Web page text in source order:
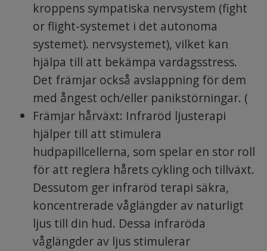
kroppens sympatiska nervsystem (fight
or flight-systemet i det autonoma
systemet). nervsystemet), vilket kan
hjälpa till att bekämpa vardagsstress.
Det främjar också avslappning för dem
med ångest och/eller panikstörningar. (
Främjar hårväxt: Infraröd ljusterapi
hjälper till att stimulera
hudpapillcellerna, som spelar en stor roll
för att reglera hårets cykling och tillväxt.
Dessutom ger infraröd terapi säkra,
koncentrerade våglängder av naturligt
ljus till din hud. Dessa infraröda
våglängder av ljus stimulerar